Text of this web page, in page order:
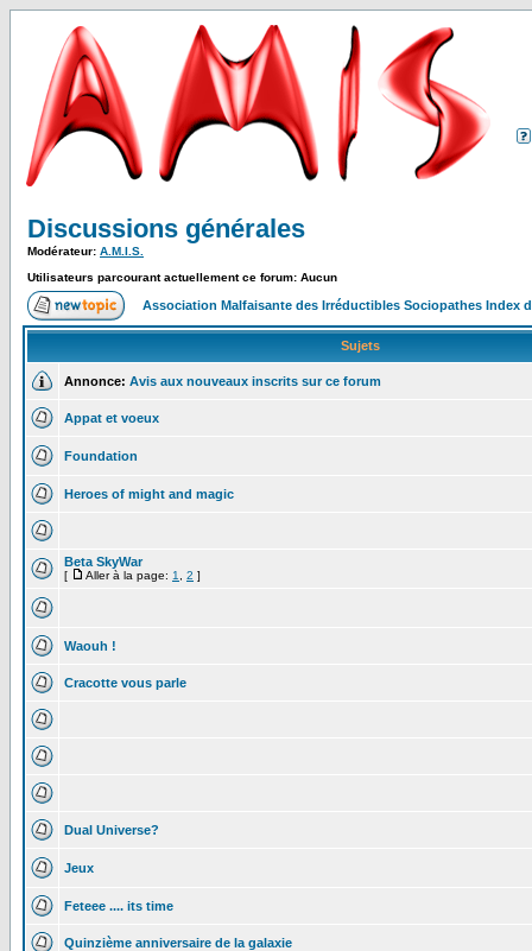
Discussions générales
Modérateur: A.M.I.S.
Utilisateurs parcourant actuellement ce forum: Aucun
Association Malfaisante des Irréductibles Sociopathes Index
Sujets
Annonce: Avis aux nouveaux inscrits sur ce forum
Appat et voeux
Foundation
Heroes of might and magic
Beta SkyWar
[ Aller à la page: 1 2 ]
Waouh !
Cracotte vous parle
Dual Universe?
Jeux
Feteee .... its time
Quinzième anniversaire de la galaxie